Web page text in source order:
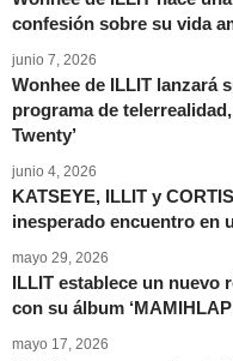
confesión sobre su vida
junio 7, 2026
Wonhee de ILLIT lanzará
programa de telerrealidad,
Twenty’
junio 4, 2026
KATSEYE, ILLIT y
inesperado encuentro en
mayo 29, 2026
ILLIT establece un nuevo
con su álbum
mayo 17, 2026